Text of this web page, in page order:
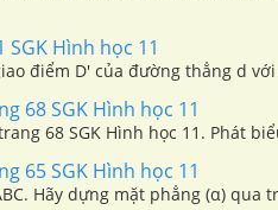
Hình học 11
điểm D' của đường thẳng d
68 SGK Hình học 11
68 SGK Hình học 11. Phát
65 SGK Hình học 11
Hãy dựng mặt phẳng (α) qua